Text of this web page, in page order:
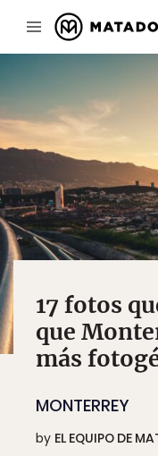
17 fotos
que
más
MONTERREY
by EL EQUIPO DE